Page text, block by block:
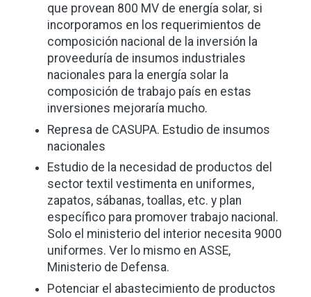
que provean 800 MV de energía solar, si
incorporamos en los requerimientos de
composición nacional de la inversión la
proveeduría de insumos industriales
nacionales para la energía solar la
composición de trabajo país en estas
inversiones mejoraría mucho.
Represa de CASUPA. Estudio de insumos
nacionales
Estudio de la necesidad de productos del
sector textil vestimenta en uniformes,
zapatos, sábanas, toallas, etc. y plan
específico para promover trabajo nacional.
Solo el ministerio del interior necesita 9000
uniformes. Ver lo mismo en ASSE,
Ministerio de Defensa.
Potenciar el abastecimiento de productos